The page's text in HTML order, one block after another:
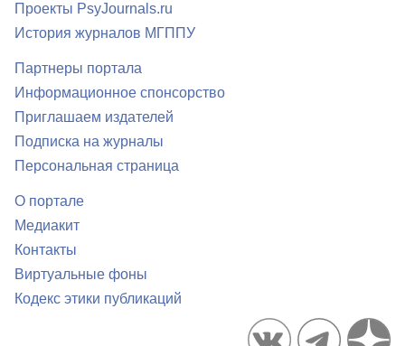
Проекты PsyJournals.ru
История журналов МГППУ
Партнеры портала
Информационное спонсорство
Приглашаем издателей
Подписка на журналы
Персональная страница
О портале
Медиакит
Контакты
Виртуальные фоны
Кодекс этики публикаций